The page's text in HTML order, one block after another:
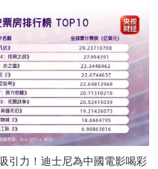
引力！迪士尼為中國電影喝彩